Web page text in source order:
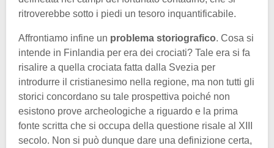
ritroverebbe sotto i piedi un tesoro inquantificabile.
Affrontiamo infine un problema storiografico. Cosa si
intende in Finlandia per era dei crociati? Tale era si fa
risalire a quella crociata fatta dalla Svezia per
introdurre il cristianesimo nella regione, ma non tutti gli
storici concordano su tale prospettiva poiché non
esistono prove archeologiche a riguardo e la prima
fonte scritta che si occupa della questione risale al XIII
secolo. Non si può dunque dare una definizione certa,